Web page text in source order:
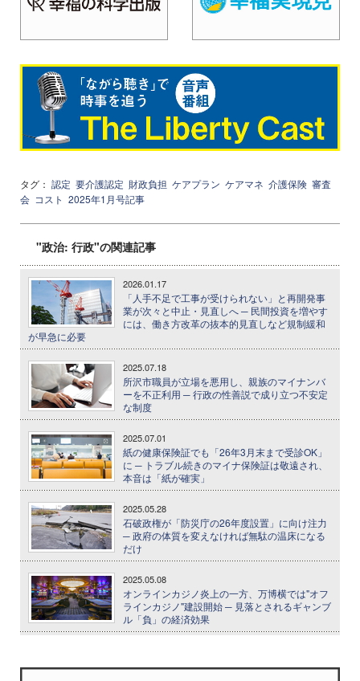
タグ： 認定 要介護認定 財政負担 ケアプラン ケアマネ 介護保険 審査
会 コスト 2025年1月号記事
"政治: 行政"の関連記事
2026.01.17
「人手不足で工事が受けられない」と再開発事
業が次々と中止・見直しへ ─ 民間投資を増やす
には、働き方改革の抜本的見直しなど規制緩和
が早急に必要
2025.07.18
所沢市職員が立場を悪用し、親族のマイナンバ
ーを不正利用 ─ 行政の性善説で成り立つ不安定
な制度
2025.07.01
紙の健康保険証でも「26年3月末まで受診OK」
に ─ トラブル続きのマイナ保険証は敬遠され、
本音は「紙が確実」
2025.05.28
石破政権が「防災庁の26年度設置」に向け注力
─ 政府の体質を変えなければ無駄の温床になる
だけ
2025.05.08
オンラインカジノ炎上の一方、万博横では"オフ
ラインカジノ"建設開始 ─ 見落とされるギャンブ
ル「負」の経済効果